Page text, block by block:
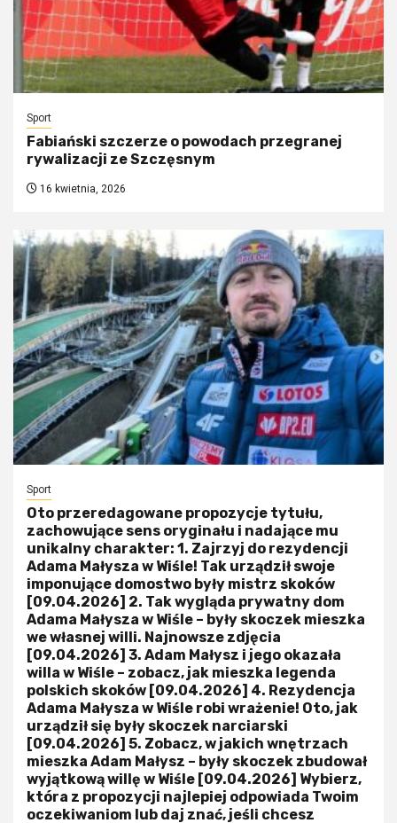
Sport
Fabiański szczerze o powodach przegranej
rywalizacji ze Szczęsnym
16 kwietnia, 2026
Sport
Oto przeredagowane propozycje tytułu,
zachowujące sens oryginału i nadające mu
unikalny charakter: 1. Zajrzyj do rezydencji
Adama Małysza w Wiśle! Tak urządził swoje
imponujące domostwo były mistrz skoków
[09.04.2026] 2. Tak wygląda prywatny dom
Adama Małysza w Wiśle – były skoczek mieszka
we własnej willi. Najnowsze zdjęcia
[09.04.2026] 3. Adam Małysz i jego okazała
willa w Wiśle – zobacz, jak mieszka legenda
polskich skoków [09.04.2026] 4. Rezydencja
Adama Małysza w Wiśle robi wrażenie! Oto, jak
urządził się były skoczek narciarski
[09.04.2026] 5. Zobacz, w jakich wnętrzach
mieszka Adam Małysz – były skoczek zbudował
wyjątkową willę w Wiśle [09.04.2026] Wybierz,
która z propozycji najlepiej odpowiada Twoim
oczekiwaniom lub daj znać, jeśli chcesz